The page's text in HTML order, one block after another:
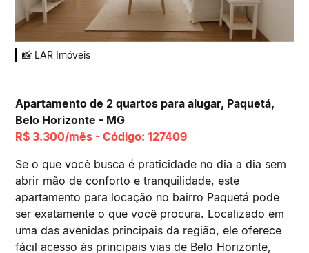
📸 LAR Imóveis
Apartamento de 2 quartos para alugar, Paquetá,
Belo Horizonte - MG
R$ 3.300/mês - Código: 127409
Se o que você busca é praticidade no dia a dia sem
abrir mão de conforto e tranquilidade, este
apartamento para locação no bairro Paquetá pode
ser exatamente o que você procura. Localizado em
uma das avenidas principais da região, ele oferece
fácil acesso às principais vias de Belo Horizonte,